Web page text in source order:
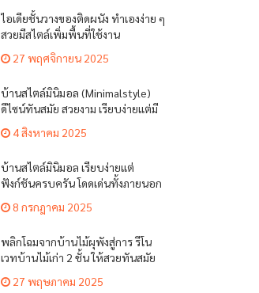
ไอเดียชั้นวางของติดผนัง ทำเองง่าย ๆ
สวยมีสไตล์เพิ่มพื้นที่ใช้งาน
27 พฤศจิกายน 2025
บ้านสไตล์มินิมอล (Minimalstyle)
ดีไซน์ทันสมัย สวยงาม เรียบง่ายแต่มี
เสน่ห์
4 สิงหาคม 2025
บ้านสไตล์มินิมอล เรียบง่ายแต่
ฟังก์ชันครบครัน โดดเด่นทั้งภายนอก
8 กรกฎาคม 2025
พลิกโฉมจากบ้านไม้ผุพังสู่การ รีโน
เวทบ้านไม้เก่า 2 ชั้น ให้สวยทันสมัย
27 พฤษภาคม 2025